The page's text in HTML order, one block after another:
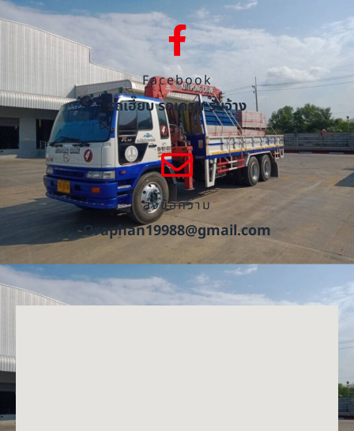
Facebook
รถเฮี๊ยบ รถเครน รับจ้าง
ส่งข้อความ
Oraphan19988@gmail.com